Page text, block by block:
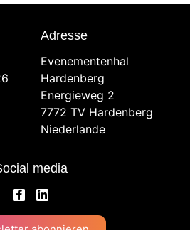
Adresse
Evenementenhal
Hardenberg
Energieweg 2
7772 TV Hardenberg
Niederlande
media